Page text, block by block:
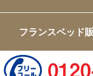
フランスベッド